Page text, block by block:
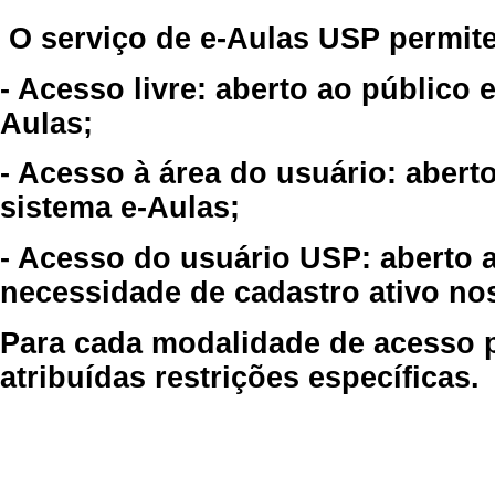
O serviço de e-Aulas USP
- Acesso livre: aberto ao público
Aulas;
- Acesso à área do usuário:
sistema e-Aulas;
- Acesso do usuário USP: aberto
necessidade de cadastro ativo
Para cada modalidade de
atribuídas restrições específicas.